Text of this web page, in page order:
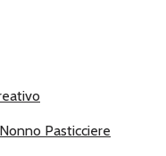
Pasticciere